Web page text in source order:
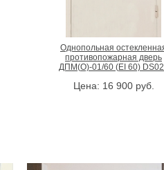
Однопольная
противопожарная дверь
ДПМ(О)-01/60 (EI 60)
Цена: 16 900руб.